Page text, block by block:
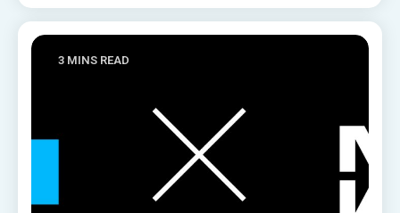
3 MINS READ